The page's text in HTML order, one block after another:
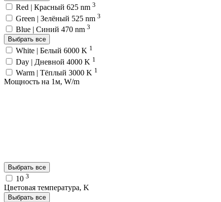
Red | Красный 625 nm 3
Green | Зелёный 525 nm 3
Blue | Синий 470 nm 3
Выбрать все
White | Белый 6000 K 1
Day | Дневной 4000 K 1
Warm | Тёплый 3000 K 1
Мощность на 1м, W/m
Выбрать все
10 3
Цветовая температура, K
Выбрать все